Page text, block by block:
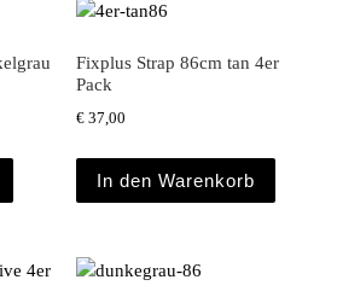
Fixplus Strap 86cm tan 4er
Pack
€ 37,00
In den Warenkorb